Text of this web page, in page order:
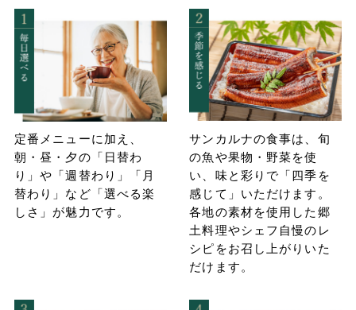
定番メニューに加え、
朝・昼・夕の「日替わ
り」や「週替わり」「月
替わり」など「選べる楽
しさ」が魅力です。
サンカルナの食事は、旬
の魚や果物・野菜を使
い、味と彩りで「四季を
感じて」いただけます。
各地の素材を使用した郷
土料理やシェフ自慢のレ
シピをお召し上がりいた
だけます。